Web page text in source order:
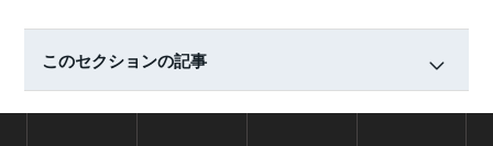
このセクションの記事